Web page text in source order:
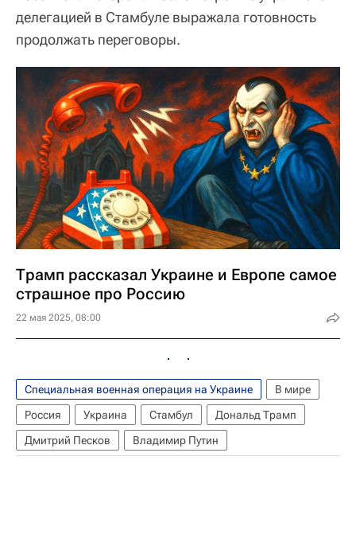
делегацией в Стамбуле выражала готовность
продолжать переговоры.
Трамп рассказал Украине и Европе самое
страшное про Россию
22 мая 2025, 08:00
Специальная военная операция на Украине
В мире
Россия
Украина Стамбул
Дональд Трамп
Дмитрий Песков
Владимир Путин